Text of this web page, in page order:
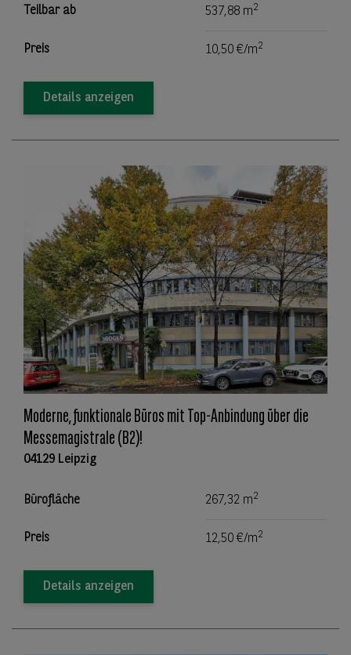
Teilbar ab 537,88 m2
Preis 10,50 €/m2
Details anzeigen
Moderne, funktionale Büros mit Top-Anbindung über die
Messemagistrale (B2)!
04129 Leipzig
Bürofläche 267,32 m2
Preis 12,50 €/m2
Details anzeigen